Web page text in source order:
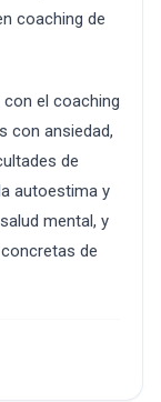
coaching de
el coaching
con ansiedad,
de
autoestima y
mental, y
de